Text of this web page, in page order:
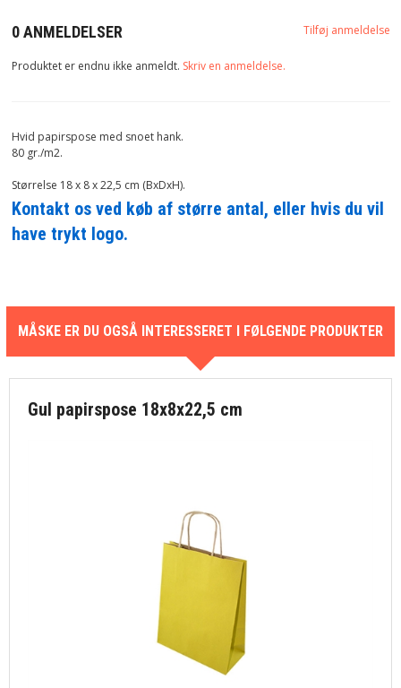
0 ANMELDELSER Tilføj anmeldelse
Produktet er endnu ikke anmeldt. Skriv en anmeldelse.
Hvid papirspose med snoet hank.
80 gr./m2.
Størrelse 18 x 8 x 22,5 cm (BxDxH).
Kontakt os ved køb af større antal, eller hvis du vil
have trykt logo.
MÅSKE ER DU OGSÅ INTERESSERET I FØLGENDE PRODUKTER
Gul papirspose 18x8x22,5 cm